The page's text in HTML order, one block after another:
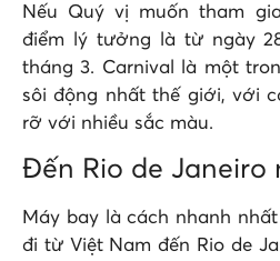
Nếu Quý vị muốn tham
điểm lý tưởng là từ ngày
tháng 3. Carnival là một
sôi động nhất thế giới, với
rỡ với nhiều sắc màu.
Đến Rio de Janeiro
Máy bay là cách nhanh
đi từ Việt Nam đến Rio de